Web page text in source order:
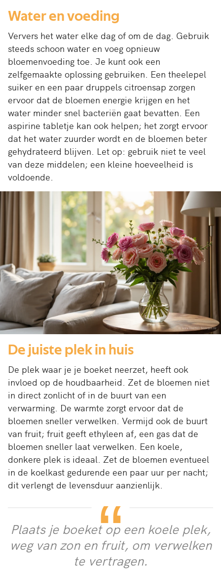
Water en voeding
Ververs het water elke dag of om de dag. Gebruik
steeds schoon water en voeg opnieuw
bloemenvoeding toe. Je kunt ook een
zelfgemaakte oplossing gebruiken. Een theelepel
suiker en een paar druppels citroensap zorgen
ervoor dat de bloemen energie krijgen en het
water minder snel bacteriën gaat bevatten. Een
aspirine tabletje kan ook helpen; het zorgt ervoor
dat het water zuurder wordt en de bloemen beter
gehydrateerd blijven. Let op: gebruik niet te veel
van deze middelen; een kleine hoeveelheid is
voldoende.
De juiste plek in huis
De plek waar je je boeket neerzet, heeft ook
invloed op de houdbaarheid. Zet de bloemen niet
in direct zonlicht of in de buurt van een
verwarming. De warmte zorgt ervoor dat de
bloemen sneller verwelken. Vermijd ook de buurt
van fruit; fruit geeft ethyleen af, een gas dat de
bloemen sneller laat verwelken. Een koele,
donkere plek is ideaal. Zet de bloemen eventueel
in de koelkast gedurende een paar uur per nacht;
dit verlengt de levensduur aanzienlijk.
Plaats je boeket op een koele plek,
weg van zon en fruit, om verwelken
te vertragen.